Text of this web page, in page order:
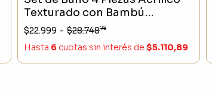
Texturado con Bambú
Dispenser,Jabonera,Vaso y
Porta Cepillo
$22.999 - $28.74875
Hasta 6 cuotas sin interés de $5.110,89